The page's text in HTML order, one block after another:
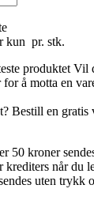
kun pr. stk.
produktet Vil
å motta en
Bestill en gratis
50 kroner
krediters når du
uten trykk